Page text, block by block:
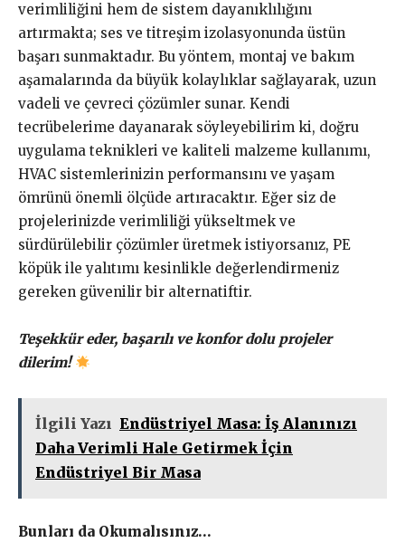
verimliliğini hem de sistem dayanıklılığını
artırmakta; ses ve titreşim izolasyonunda üstün
başarı sunmaktadır. Bu yöntem, montaj ve bakım
aşamalarında da büyük kolaylıklar sağlayarak, uzun
vadeli ve çevreci çözümler sunar. Kendi
tecrübelerime dayanarak söyleyebilirim ki, doğru
uygulama teknikleri ve kaliteli malzeme kullanımı,
HVAC sistemlerinizin performansını ve yaşam
ömrünü önemli ölçüde artıracaktır. Eğer siz de
projelerinizde verimliliği yükseltmek ve
sürdürülebilir çözümler üretmek istiyorsanız, PE
köpük ile yalıtımı kesinlikle değerlendirmeniz
gereken güvenilir bir alternatiftir.
Teşekkür eder, başarılı ve konfor dolu projeler
dilerim!
İlgili Yazı Endüstriyel Masa: İş Alanınızı
Daha Verimli Hale Getirmek İçin
Endüstriyel Bir Masa
Bunları da Okumalısınız…